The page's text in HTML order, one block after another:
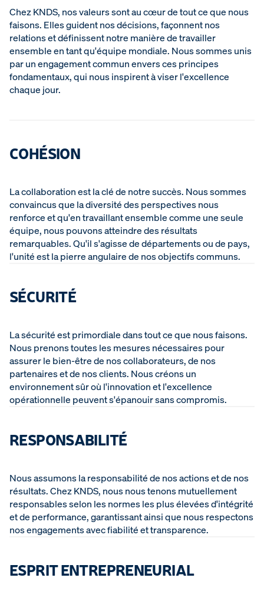
Chez KNDS, nos valeurs sont au cœur de tout ce que nous
faisons. Elles guident nos décisions, façonnent nos
relations et définissent notre manière de travailler
ensemble en tant qu'équipe mondiale. Nous sommes unis
par un engagement commun envers ces principes
fondamentaux, qui nous inspirent à viser l'excellence
chaque jour.
COHÉSION
La collaboration est la clé de notre succès. Nous sommes
convaincus que la diversité des perspectives nous
renforce et qu'en travaillant ensemble comme une seule
équipe, nous pouvons atteindre des résultats
remarquables. Qu'il s'agisse de départements ou de pays,
l'unité est la pierre angulaire de nos objectifs communs.
SÉCURITÉ
La sécurité est primordiale dans tout ce que nous faisons.
Nous prenons toutes les mesures nécessaires pour
assurer le bien-être de nos collaborateurs, de nos
partenaires et de nos clients. Nous créons un
environnement sûr où l'innovation et l'excellence
opérationnelle peuvent s'épanouir sans compromis.
RESPONSABILITÉ
Nous assumons la responsabilité de nos actions et de nos
résultats. Chez KNDS, nous nous tenons mutuellement
responsables selon les normes les plus élevées d'intégrité
et de performance, garantissant ainsi que nous respectons
nos engagements avec fiabilité et transparence.
ESPRIT ENTREPRENEURIAL